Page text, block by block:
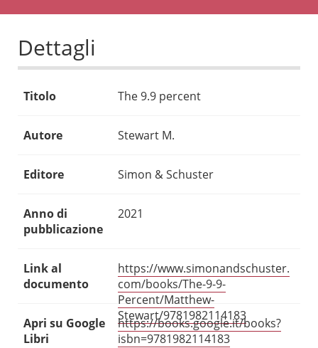
Dettagli
Titolo The 9.9 percent
Autore Stewart M.
Editore Simon & Schuster
Anno di
pubblicazione
2021
Link al
documento
https://www.simonandschuster.
com/books/The-9-9-
Percent/Matthew-
Stewart/9781982114183
Apri su Google
Libri
https://books.google.it/books?
isbn=9781982114183